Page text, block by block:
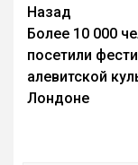
Назад
Более 10 000
посетили
алевитской
Лондоне